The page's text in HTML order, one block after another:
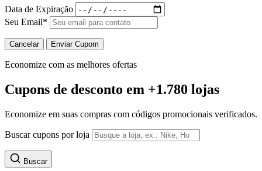
Data de Expiração
Seu Email*
Cancelar Enviar Cupom
Economize com as melhores ofertas
Cupons de desconto em +1.780 lojas
Economize em suas compras com códigos promocionais verificados.
Buscar cupons por loja
Buscar